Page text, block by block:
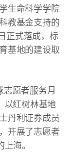
生命科学学院
教基金支持的
正式落成，标
基地的建设取
愿者服务月
以红树林基地
丹利证券成员
开展了志愿者
海。